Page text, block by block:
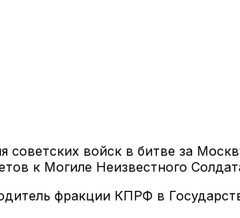
советских войск в битве за
к Могиле Неизвестного
фракции КПРФ в